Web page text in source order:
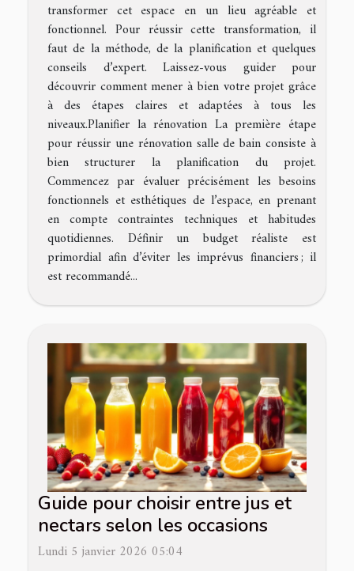
transformer cet espace en un lieu agréable et
fonctionnel. Pour réussir cette transformation, il
faut de la méthode, de la planification et quelques
conseils d’expert. Laissez-vous guider pour
découvrir comment mener à bien votre projet grâce
à des étapes claires et adaptées à tous les
niveaux.Planifier la rénovation La première étape
pour réussir une rénovation salle de bain consiste à
bien structurer la planification du projet.
Commencez par évaluer précisément les besoins
fonctionnels et esthétiques de l’espace, en prenant
en compte contraintes techniques et habitudes
quotidiennes. Définir un budget réaliste est
primordial afin d’éviter les imprévus financiers ; il
est recommandé...
Guide pour choisir entre jus et
nectars selon les occasions
Lundi 5 janvier 2026 05:04